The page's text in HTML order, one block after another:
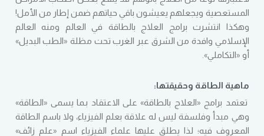
المستعصية ويجعلهم يعيشون باقي حياتهم ضمن إطار من الأمل!
وهكذا انتشرت برامج العلاج بالطاقة في العالم ومنه العالم
الإسلامي وافدة من الشرق عبر الغرب تحت مظلة «الطب البديل»
أو «التكاملي».
ماهية الطاقة وحقيقتها:
تعتمد برامج «العلاج بالطاقة» على الاعتقاد بـما يسمى «الطاقة»
وهي مبدأ وفلسفة ليس له علاقة بعلم الفيزياء، ولا باسم الطاقة
المعروف فيه؛ لذا يطلق عليها علماء الفيزياء اسم «علم زائف»